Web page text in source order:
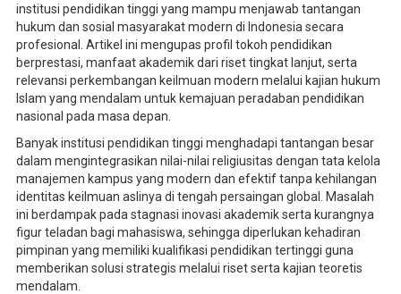
institusi pendidikan tinggi yang mampu menjawab tantangan
hukum dan sosial masyarakat modern di Indonesia secara
profesional. Artikel ini mengupas profil tokoh pendidikan
berprestasi, manfaat akademik dari riset tingkat lanjut, serta
relevansi perkembangan keilmuan modern melalui kajian hukum
Islam yang mendalam untuk kemajuan peradaban pendidikan
nasional pada masa depan.
Banyak institusi pendidikan tinggi menghadapi tantangan besar
dalam mengintegrasikan nilai-nilai religiusitas dengan tata kelola
manajemen kampus yang modern dan efektif tanpa kehilangan
identitas keilmuan aslinya di tengah persaingan global. Masalah
ini berdampak pada stagnasi inovasi akademik serta kurangnya
figur teladan bagi mahasiswa, sehingga diperlukan kehadiran
pimpinan yang memiliki kualifikasi pendidikan tertinggi guna
memberikan solusi strategis melalui riset serta kajian teoretis
mendalam.